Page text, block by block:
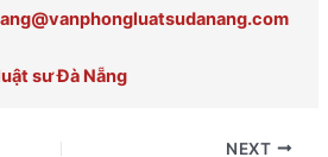
sư Đà Nẵng
NEXT